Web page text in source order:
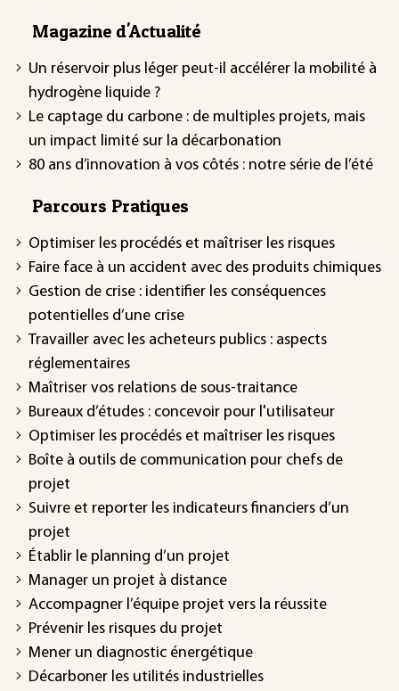
Magazine d'Actualité
Un réservoir plus léger peut-il accélérer la mobilité à
hydrogène liquide ?
Le captage du carbone : de multiples projets, mais
un impact limité sur la décarbonation
80 ans d’innovation à vos côtés : notre série de l’été
Parcours Pratiques
Optimiser les procédés et maîtriser les risques
Faire face à un accident avec des produits chimiques
Gestion de crise : identifier les conséquences
potentielles d’une crise
Travailler avec les acheteurs publics : aspects
réglementaires
Maîtriser vos relations de sous-traitance
Bureaux d’études : concevoir pour l'utilisateur
Optimiser les procédés et maîtriser les risques
Boîte à outils de communication pour chefs de
projet
Suivre et reporter les indicateurs financiers d’un
projet
Établir le planning d’un projet
Manager un projet à distance
Accompagner l’équipe projet vers la réussite
Prévenir les risques du projet
Mener un diagnostic énergétique
Décarboner les utilités industrielles